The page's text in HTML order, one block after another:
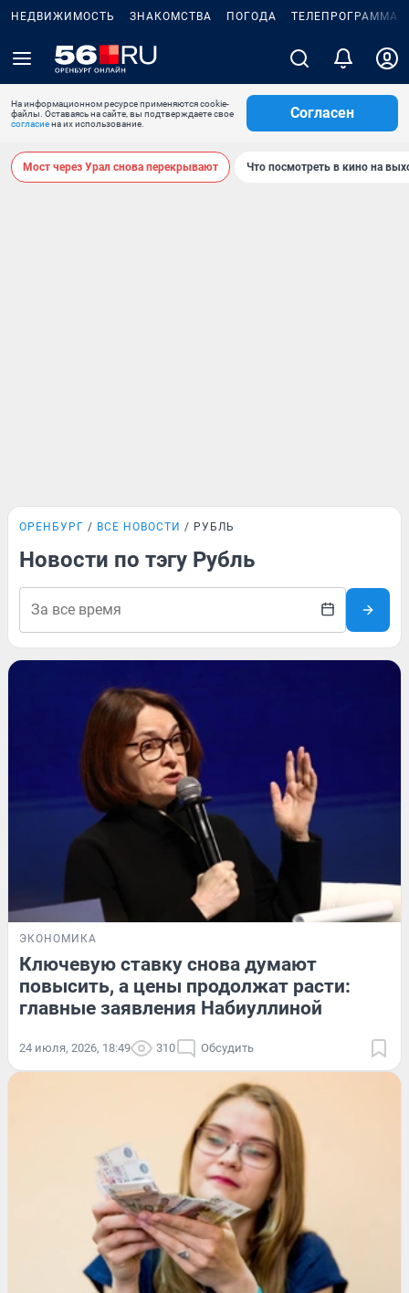
НЕДВИЖИМОСТЬ ЗНАКОМСТВА ПОГОДА ТЕЛЕПРОГРАММА
На информационном ресурсе применяются cookie-
файлы. Оставаясь на сайте, вы подтверждаете свое
согласиена их использование.
Согласен
Мост через Урал снова перекрывают Что посмотреть в кино на
ОРЕНБУРГ ВСЕ НОВОСТИ РУБЛЬ
Новости по тэгу Рубль
ЭКОНОМИКА
Ключевую ставку снова думают
повысить, а цены продолжат расти:
главные заявления Набиуллиной
24 июля, 2026, 18:49 310 Обсудить